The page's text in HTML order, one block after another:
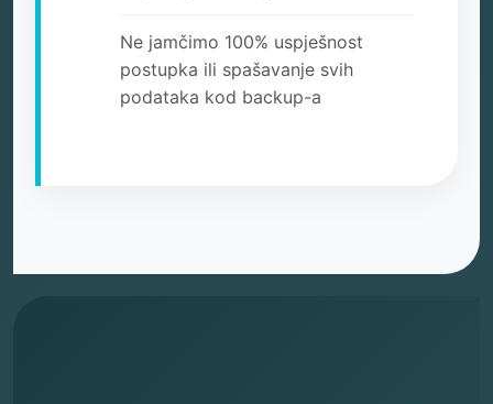
Ne jamčimo 100% uspješnost
postupka ili spašavanje svih
podataka kod backup-a